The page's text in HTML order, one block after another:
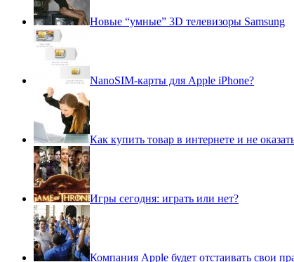
Новые “умные” 3D телевизоры Samsung
NanoSIM-карты для Apple iPhone?
Как купить товар в интернете и не
Игры сегодня: играть или нет?
Компания Apple будет отстаивать свои